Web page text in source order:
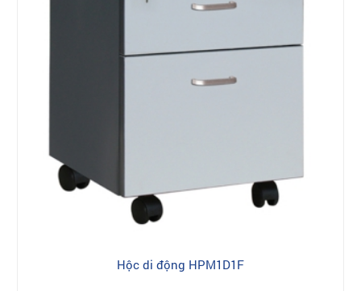
Hộc di động HPM1D1F